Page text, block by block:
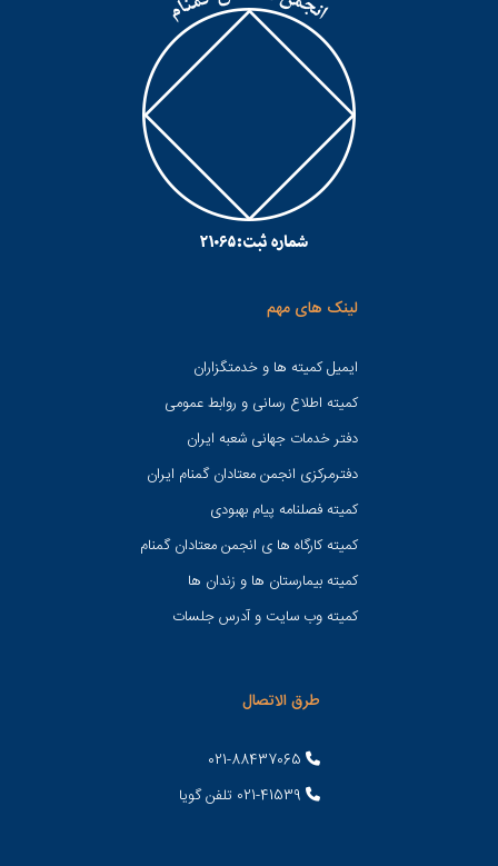
لینک های مهم
ایمیل کمیته ها و خدمتگزاران
کميته اطلاع رسانی و روابط عمومی
دفتر خدمات جهانی شعبه ايران
دفترمرکزی انجمن معتادان گمنام ایران
کمیته فصلنامه پیام بهبودی
کمیته کارگاه ها ی انجمن معتادان گمنام
کمیته بیمارستان ها و زندان ها
کمیته وب سایت و آدرس جلسات
طرق الاتصال